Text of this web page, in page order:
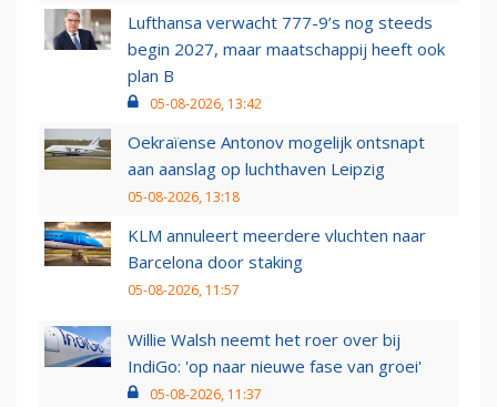
Lufthansa verwacht 777-9’s nog steeds
begin 2027, maar maatschappij heeft ook
plan B
05-08-2026, 13:42
Oekraïense Antonov mogelijk ontsnapt
aan aanslag op luchthaven Leipzig
05-08-2026, 13:18
KLM annuleert meerdere vluchten naar
Barcelona door staking
05-08-2026, 11:57
Willie Walsh neemt het roer over bij
IndiGo: 'op naar nieuwe fase van groei'
05-08-2026, 11:37